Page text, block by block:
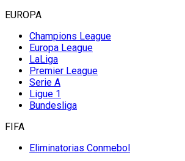
EUROPA
Champions League
Europa League
LaLiga
Premier League
Serie A
Ligue 1
Bundesliga
FIFA
Eliminatorias Conmebol